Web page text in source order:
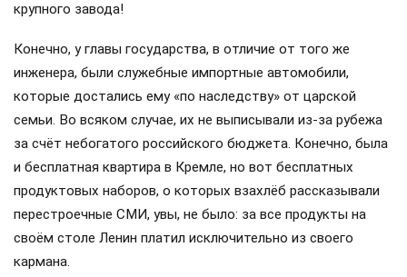
крупного завода!
Конечно, у главы государства, в отличие от того же
инженера, были служебные импортные автомобили,
которые достались ему «по наследству» от царской
семьи. Во всяком случае, их не выписывали из-за рубежа
за счёт небогатого российского бюджета. Конечно, была
и бесплатная квартира в Кремле, но вот бесплатных
продуктовых наборов, о которых взахлёб рассказывали
перестроечные СМИ, увы, не было: за все продукты на
своём столе Ленин платил исключительно из своего
кармана.